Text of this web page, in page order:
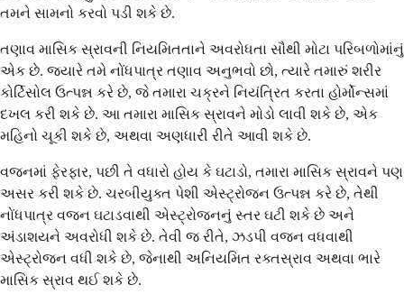
તમને સામનો કરવો પડી શકે છે.
તણાવ માસિક સ્રાવની નિયમિતતાને અવરોધતા સૌથી મોટા પરિબળોમાંનું
એક છે. જ્યારે તમે નોંધપાત્ર તણાવ અનુભવો છો, ત્યારે તમારું શરીર
કોર્ટિસોલ ઉત્પન્ન કરે છે, જે તમારા ચક્રને નિયંત્રિત કરતા હોર્મોન્સમાં
દખલ કરી શકે છે. આ તમારા માસિક સ્રાવને મોડો લાવી શકે છે, એક
મહિનો ચૂકી શકે છે, અથવા અણધારી રીતે આવી શકે છે.
વજનમાં ફેરફાર, પછી તે વધારો હોય કે ઘટાડો, તમારા માસિક સ્રાવને પણ
અસર કરી શકે છે. ચરબીયુક્ત પેશી એસ્ટ્રોજન ઉત્પન્ન કરે છે, તેથી
નોંધપાત્ર વજન ઘટાડવાથી એસ્ટ્રોજનનું સ્તર ઘટી શકે છે અને
અંડાશયને અવરોધી શકે છે. તેવી જ રીતે, ઝડપી વજન વધવાથી
એસ્ટ્રોજન વધી શકે છે, જેનાથી અનિયમિત રક્તસ્રાવ અથવા ભારે
માસિક સ્રાવ થઈ શકે છે.